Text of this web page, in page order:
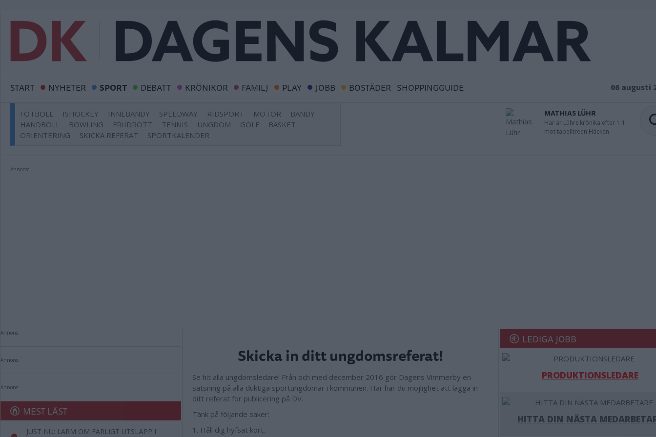
START NYHETER SPORT DEBATT KRÖNIKOR FAMILJ PLAY JOBB BOSTÄDER SHOPPINGGUIDE 06 augusti
FOTBOLL ISHOCKEY INNEBANDY SPEEDWAY RIDSPORT MOTOR
BANDY
HANDBOLL
BOWLING FRIIDROTT TENNIS UNGDOM GOLF
BASKET
ORIENTERING
SKICKA REFERAT SPORTKALENDER
MATHIAS LÜHR
Här är Lührs krönika efter 1-1
mot tabelltrean Häcken
Annons:
Annons:
Annons:
Annons:
MEST LÄST
JUST NU: LARM OM FARLIGT UTSLÄPP I
Skicka in ditt ungdomsreferat!
Se hit alla ungdomsledare! Från och med december 2016 gör Dagens Vimmerby en
satsning på alla duktiga sportungdomar i kommunen. Här har du möjlighet att lägga in
ditt referat för publicering på DV.
Tänk på följande saker:
1. Håll dig hyfsat kort.
LEDIGA JOBB
PRODUKTIONSLEDARE
HITTA DIN NÄSTA